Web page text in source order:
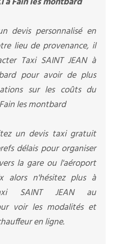
devis personnalisé en
lieu de provenance, il
Taxi SAINT JEAN à
pour avoir de plus
sur les coûts du
les montbard
un devis taxi gratuit
délais pour organiser
la gare ou l'aéroport
alors n'hésitez plus à
SAINT JEAN au
voir les modalités et
en ligne.